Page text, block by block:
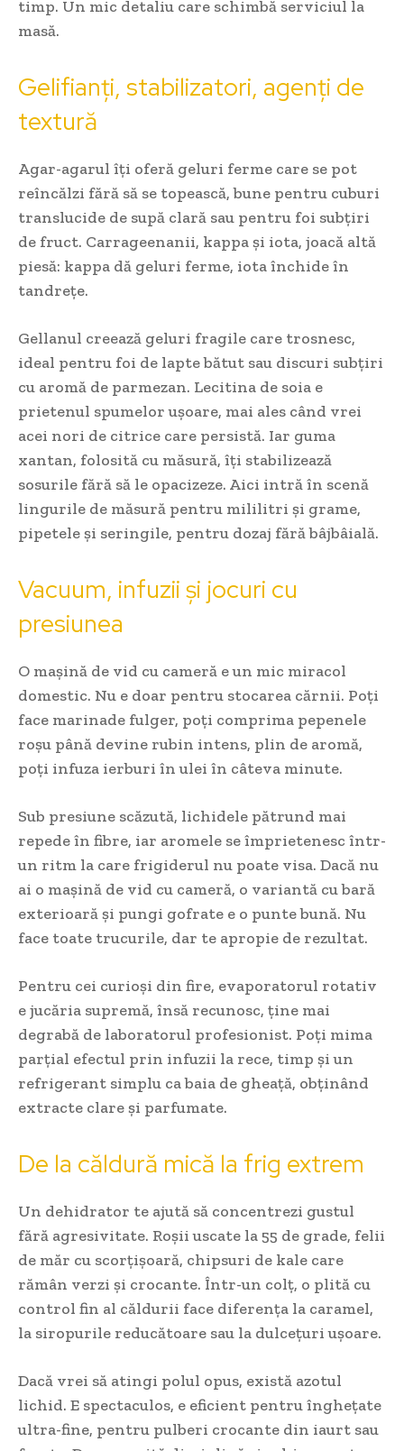
timp. Un mic detaliu care schimbă serviciul la
masă.
Gelifianți, stabilizatori, agenți de
textură
Agar-agarul îți oferă geluri ferme care se pot
reîncălzi fără să se topească, bune pentru cuburi
translucide de supă clară sau pentru foi subțiri
de fruct. Carrageenanii, kappa și iota, joacă altă
piesă: kappa dă geluri ferme, iota închide în
tandrețe.
Gellanul creează geluri fragile care trosnesc,
ideal pentru foi de lapte bătut sau discuri subțiri
cu aromă de parmezan. Lecitina de soia e
prietenul spumelor ușoare, mai ales când vrei
acei nori de citrice care persistă. Iar guma
xantan, folosită cu măsură, îți stabilizează
sosurile fără să le opacizeze. Aici intră în scenă
lingurile de măsură pentru mililitri și grame,
pipetele și seringile, pentru dozaj fără bâjbâială.
Vacuum, infuzii și jocuri cu
presiunea
O mașină de vid cu cameră e un mic miracol
domestic. Nu e doar pentru stocarea cărnii. Poți
face marinade fulger, poți comprima pepenele
roșu până devine rubin intens, plin de aromă,
poți infuza ierburi în ulei în câteva minute.
Sub presiune scăzută, lichidele pătrund mai
repede în fibre, iar aromele se împrietenesc într-
un ritm la care frigiderul nu poate visa. Dacă nu
ai o mașină de vid cu cameră, o variantă cu bară
exterioară și pungi gofrate e o punte bună. Nu
face toate trucurile, dar te apropie de rezultat.
Pentru cei curioși din fire, evaporatorul rotativ
e jucăria supremă, însă recunosc, ține mai
degrabă de laboratorul profesionist. Poți mima
parțial efectul prin infuzii la rece, timp și un
refrigerant simplu ca baia de gheață, obținând
extracte clare și parfumate.
De la căldură mică la frig extrem
Un dehidrator te ajută să concentrezi gustul
fără agresivitate. Roșii uscate la 55 de grade, felii
de măr cu scorțișoară, chipsuri de kale care
rămân verzi și crocante. Într-un colț, o plită cu
control fin al căldurii face diferența la caramel,
la siropurile reducătoare sau la dulcețuri ușoare.
Dacă vrei să atingi polul opus, există azotul
lichid. E spectaculos, e eficient pentru înghețate
ultra-fine, pentru pulberi crocante din iaurt sau